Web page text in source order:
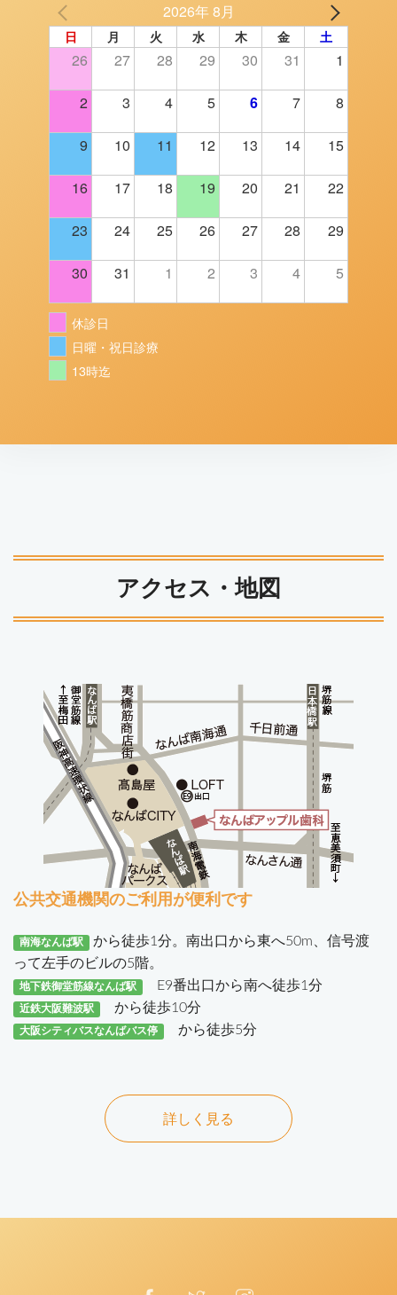
2026年 8月
日 月 火 水 木 金 土
26 27 28 29 30 31 1
2 3 4 5 6 7 8
9 10 11 12 13 14 15
16 17 18 19 20 21 22
23 24 25 26 27 28 29
30 31 1 2 3 4 5
休診日
日曜・祝日診療
13時迄
アクセス・地図
公共交通機関のご利用が便利です
南海なんば駅
から徒歩1分。南出口から東へ50m、信号渡
って左手のビルの5階。
地下鉄御堂筋線なんば駅 E9番出口から南へ徒歩1分
近鉄大阪難波駅 から徒歩10分
大阪シティバスなんばバス停 から徒歩5分
詳しく見る